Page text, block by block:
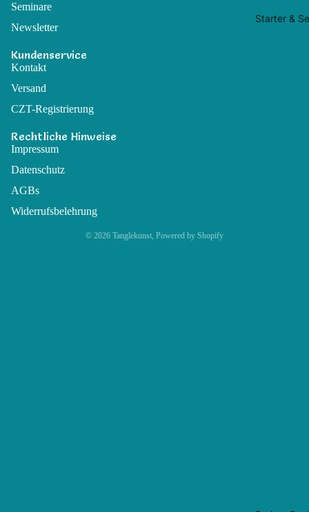
Starter &
Seminare
Newsletter
Kundenservice
Kontakt
Versand
CZT-Registrierung
Rechtliche Hinweise
Impressum
Datenschutz
AGBs
Widerrufsbelehrung
© 2026 Tanglekunst, Powered by Shopify